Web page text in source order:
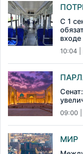
С 1
входе
10:04 |
09:00 |
МИР